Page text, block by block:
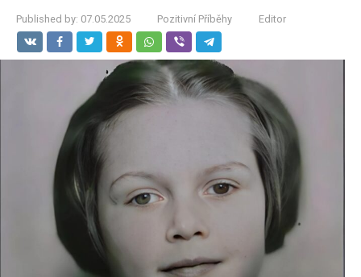
Published by: 07.05.2025 Pozitivní Příběhy Editor